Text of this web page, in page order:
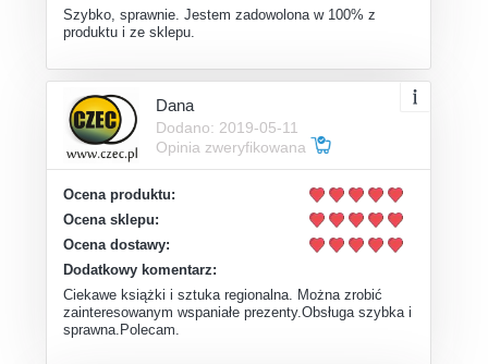
Szybko, sprawnie. Jestem zadowolona w 100% z
produktu i ze sklepu.
Dana
Dodano: 2019-05-11
Opinia zweryfikowana
Ocena produktu:
Ocena sklepu:
Ocena dostawy:
Dodatkowy komentarz:
Ciekawe książki i sztuka regionalna. Można zrobić
zainteresowanym wspaniałe prezenty.Obsługa szybka i
sprawna.Polecam.